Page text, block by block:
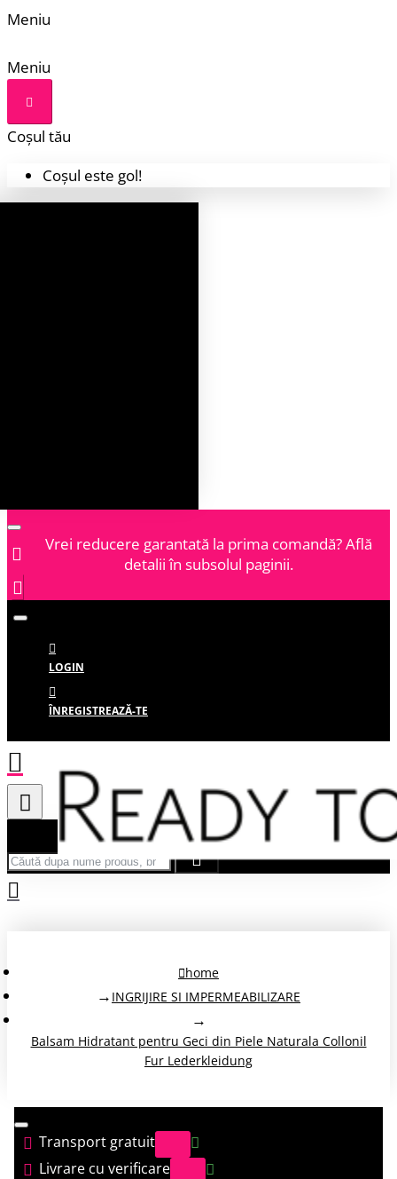
Meniu
Meniu
Coșul tău
Coșul este gol!
Vrei reducere garantată la prima comandă? Află
detalii în subsolul paginii.
LOGIN
ÎNREGISTREAZĂ-TE
Căută după nume produs, brand...
home
INGRIJIRE SI IMPERMEABILIZARE
Balsam Hidratant pentru Geci din Piele Naturala Collonil
Fur Lederkleidung
Transport gratuit
Livrare cu verificare